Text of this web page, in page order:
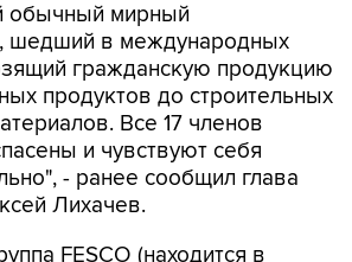
обычный мирный
шедший в международных
гражданскую продукцию
продуктов до строительных
Все 17 членов
и чувствуют себя
- ранее сообщил глава
Лихачев.
FESCO (находится в